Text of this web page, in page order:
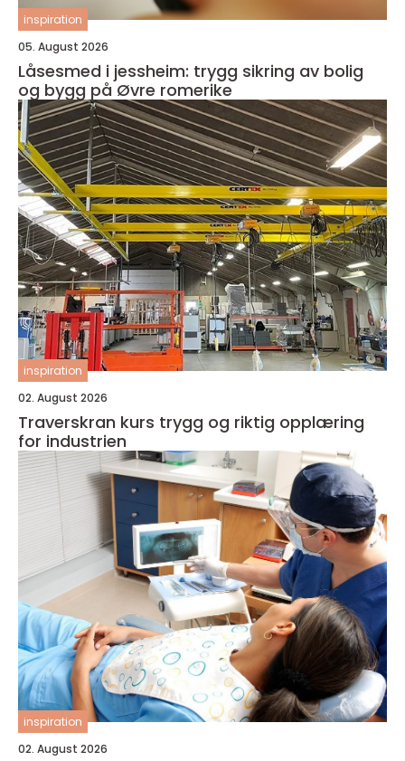
inspiration
05. August 2026
Låsesmed i jessheim: trygg sikring av bolig
og bygg på Øvre romerike
inspiration
02. August 2026
Traverskran kurs trygg og riktig opplæring
for industrien
inspiration
02. August 2026